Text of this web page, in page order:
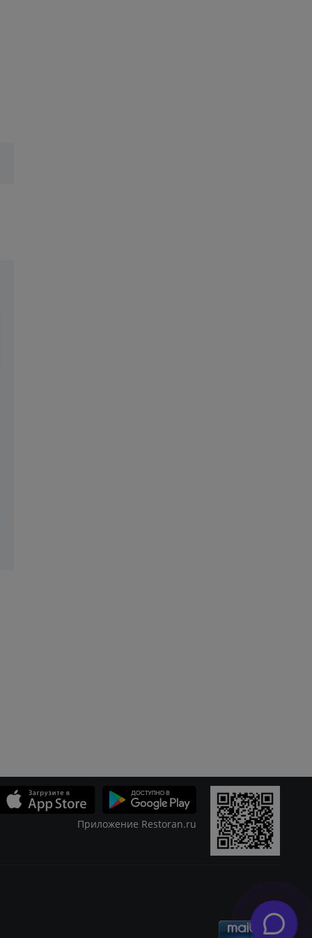
Приложение Restoran.ru
Журнал